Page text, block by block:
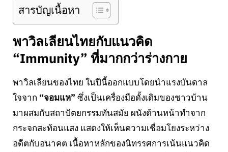
สารบัญเนื้อหา
พาวิลเลียนไทยกับแนวคิด
“Immunity” ที่มากกว่าร่างกาย
พาวิลเลียนของไทย ในปีนี้ออกแบบโดยนำแรงบันดาล
ใจจาก “จอมแห” ซึ่งเป็นเครื่องมือดั้งเดิมของชาวบ้าน
มาผสมกับสถาปัตยกรรมทันสมัย ผนังด้านหน้าทำจาก
กระจกสะท้อนแสง แสดงให้เห็นความเชื่อมโยงระหว่าง
อดีตกับอนาคต เนื้อหาหลักของนิทรรศการเน้นแนวคิด